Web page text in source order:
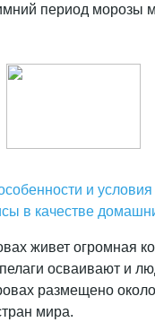
период морозы
и
в качестве
живет огромная
осваивают и
размещено
мира.